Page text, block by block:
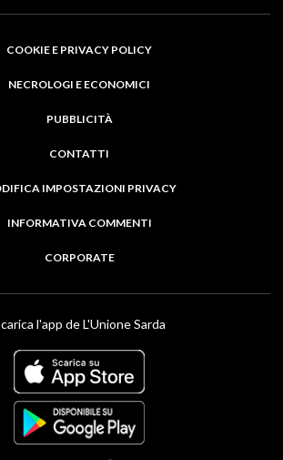
COOKIE E PRIVACY POLICY
NECROLOGI E ECONOMICI
PUBBLICITÀ
CONTATTI
IMPOSTAZIONI PRIVACY
INFORMATIVA COMMENTI
CORPORATE
l'app de L'Unione Sarda